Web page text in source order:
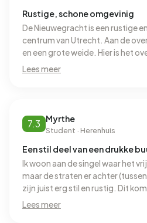
Rustige, schone omgevinig
De Nieuwegracht is een rustige
centrum van Utrecht. Aan de
en een grote weide. Hier is het
soms helaas niet heel schoon.
Oudegracht en Twijnstraat veel
Lees meer
7.3 Myrthe
Student · Herenhuis
Een stil deel van een drukke
Ik woon aan de singel waar het
maar de straten er achter
zijn juist erg stil en rustig. Dit
voorzieningen zijn in dit deel. Wel
Lees meer